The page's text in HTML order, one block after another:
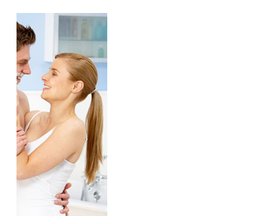
и
цены
Эпиляция
воском
Шугаринг
Мужская
депиляция
КОМПАНИЯ
О
компании
Мастера
Отзывы
Материалы
и
инструменты
ИНФОРМАЦИЯ
Фото
Видео
Вопросы-
ответы
ВАЖНО
Подготовка
процедуре
эпиляции
КОНТАКТЫ